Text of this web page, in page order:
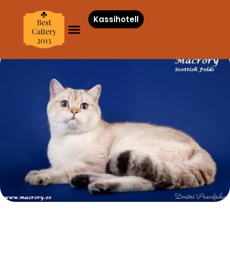
Kassihotell